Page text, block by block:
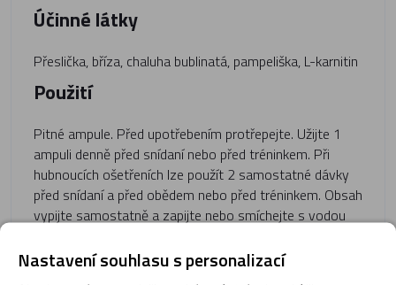
Účinné látky
Přeslička, bříza, chaluha bublinatá, pampeliška, L-karnitin
Použití
Pitné ampule. Před upotřebením protřepejte. Užijte 1
ampuli denně před snídaní nebo před tréninkem. Při
hubnoucích ošetřeních lze použít 2 samostatné dávky
před snídaní a před obědem nebo před tréninkem. Obsah
vypijte samostatně a zapijte nebo smíchejte s vodou
denní dávku 2 ampule.
Nastavení souhlasu s personalizací